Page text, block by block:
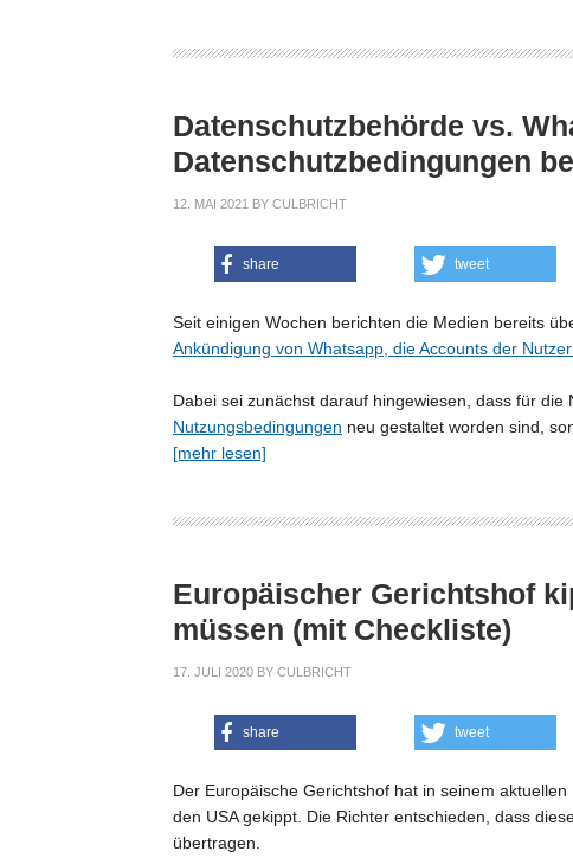
Datenschutzbehörde vs.
Datenschutzbedingungen
12. MAI 2021 BY CULBRICHT
share tweet
Seit einigen Wochen berichten die Medien bereits
Ankündigung von Whatsapp, die Accounts der
Dabei sei zunächst darauf hingewiesen, dass für
Nutzungsbedingungen neu gestaltet worden sind,
[mehr lesen]
Europäischer Gerichtshof
müssen (mit Checkliste)
17. JULI 2020 BY CULBRICHT
share tweet
Der Europäische Gerichtshof hat in seinem
den USA gekippt. Die Richter entschieden, dass
übertragen.